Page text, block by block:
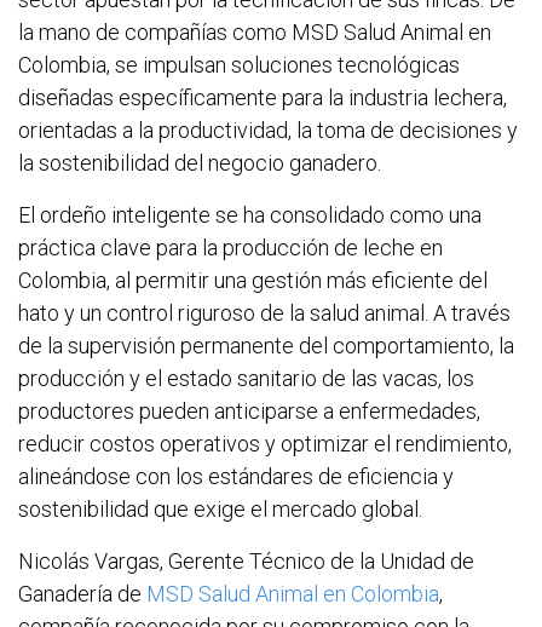
la mano de compañías como MSD Salud Animal en
Colombia, se impulsan soluciones tecnológicas
diseñadas específicamente para la industria lechera,
orientadas a la productividad, la toma de decisiones y
la sostenibilidad del negocio ganadero.
El ordeño inteligente se ha consolidado como una
práctica clave para la producción de leche en
Colombia, al permitir una gestión más eficiente del
hato y un control riguroso de la salud animal. A través
de la supervisión permanente del comportamiento, la
producción y el estado sanitario de las vacas, los
productores pueden anticiparse a enfermedades,
reducir costos operativos y optimizar el rendimiento,
alineándose con los estándares de eficiencia y
sostenibilidad que exige el mercado global.
Nicolás Vargas, Gerente Técnico de la Unidad de
Ganadería de MSD Salud Animal en Colombia,